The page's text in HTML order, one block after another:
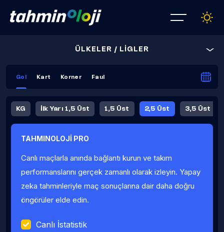
ÜLKELER / LİGLER
Gol Kart Korner Faul
KG İlk Yarı 1,5 Üst 1,5 Üst 2,5 Üst 3,5 Üst
Fauller Ortalama
TAHMINOLOJİ PRO
Canlı maçlarla anında bağlantı kurun ve takım
performanslarını gerçek zamanlı olarak izleyin. Yapay
zeka tahminleriyle maç sonuçlarına dair daha doğru
öngörüler elde edin.
Canlı İstatistik